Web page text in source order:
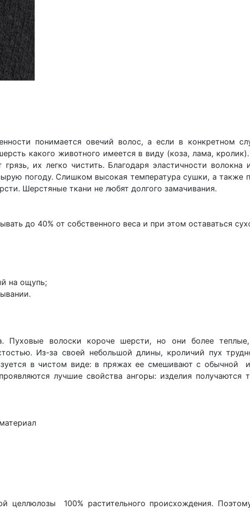
понимается овечий волос, а если в конкретном
какого животного имеется в виду (коза, лама,
их легко чистить. Благодаря эластичности волокна
погоду. Слишком высокая температура сушки, а также
Шерстяные ткани не любят долгого замачивания.
до 40% от собственного веса и при этом оставаться
на ощупь;
Пуховые волоски короче шерсти, но они более
Из-за своей небольшой длины, кроличий пух
в чистом виде: в пряжах ее смешивают с
лучшие свойства ангоры: изделия
целлюлозы 100% растительного происхождения.